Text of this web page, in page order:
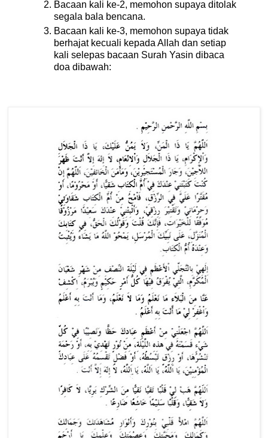
Bacaan kali ke-2, memohon supaya ditolak
segala bala bencana.
Bacaan kali ke-3, memohon supaya tidak
berhajat kecuali kepada Allah dan setiap
kali selepas bacaan Surah Yasin dibaca
doa dibawah: